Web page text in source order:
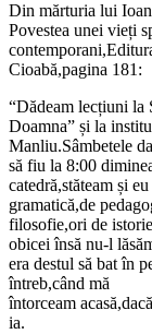
Din mărturia lui
Povestea unei vieți
Cioabă,pagina 181:
“Dădeam lecțiuni la
Doamna” și la
Manliu.Sâmbetele
să fiu la 8:00
catedră,stăteam și
gramatică,de
filosofie,ori de
obicei însă nu-l
era destul să bat în
întreb,când mă
întorceam
ia.